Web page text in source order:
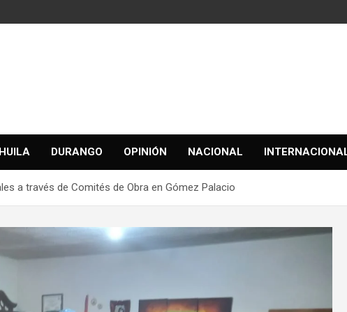
DURANGO OPINIÓN NACIONAL
a través de Comités de Obra en Gómez Palacio